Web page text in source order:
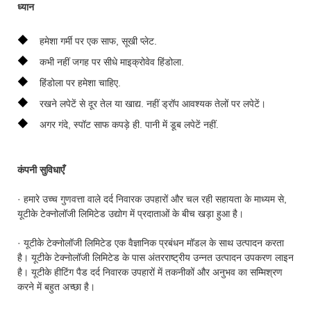
ध्यान
◆ हमेशा गर्मी पर एक साफ, सूखी प्लेट.
◆ कभी नहीं जगह पर सीधे माइक्रोवेव हिंडोला.
◆ हिंडोला पर हमेशा चाहिए.
◆ रखने लपेटें से दूर तेल या खाद्य. नहीं ड्रॉप आवश्यक तेलों पर लपेटें।
◆ अगर गंदे, स्पॉट साफ कपड़े ही. पानी में डूब लपेटें नहीं.
कंपनी सुविधाएँ
· हमारे उच्च गुणवत्ता वाले दर्द निवारक उपहारों और चल रही सहायता के माध्यम से,
यूटीके टेक्नोलॉजी लिमिटेड उद्योग में प्रदाताओं के बीच खड़ा हुआ है।
· यूटीके टेक्नोलॉजी लिमिटेड एक वैज्ञानिक प्रबंधन मॉडल के साथ उत्पादन करता
है। यूटीके टेक्नोलॉजी लिमिटेड के पास अंतरराष्ट्रीय उन्नत उत्पादन उपकरण लाइन
है। यूटीके हीटिंग पैड दर्द निवारक उपहारों में तकनीकों और अनुभव का सम्मिश्रण
करने में बहुत अच्छा है।